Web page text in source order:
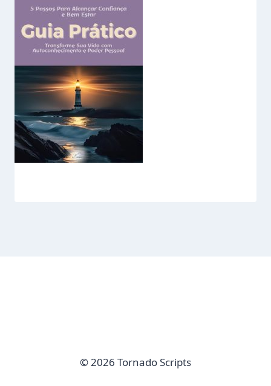
© 2026 Tornado Scripts